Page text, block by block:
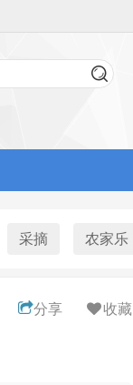
采摘 农家乐
分享 收藏